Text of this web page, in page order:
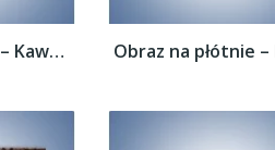
Obraz na płótnie – Kawa w ciemnej...